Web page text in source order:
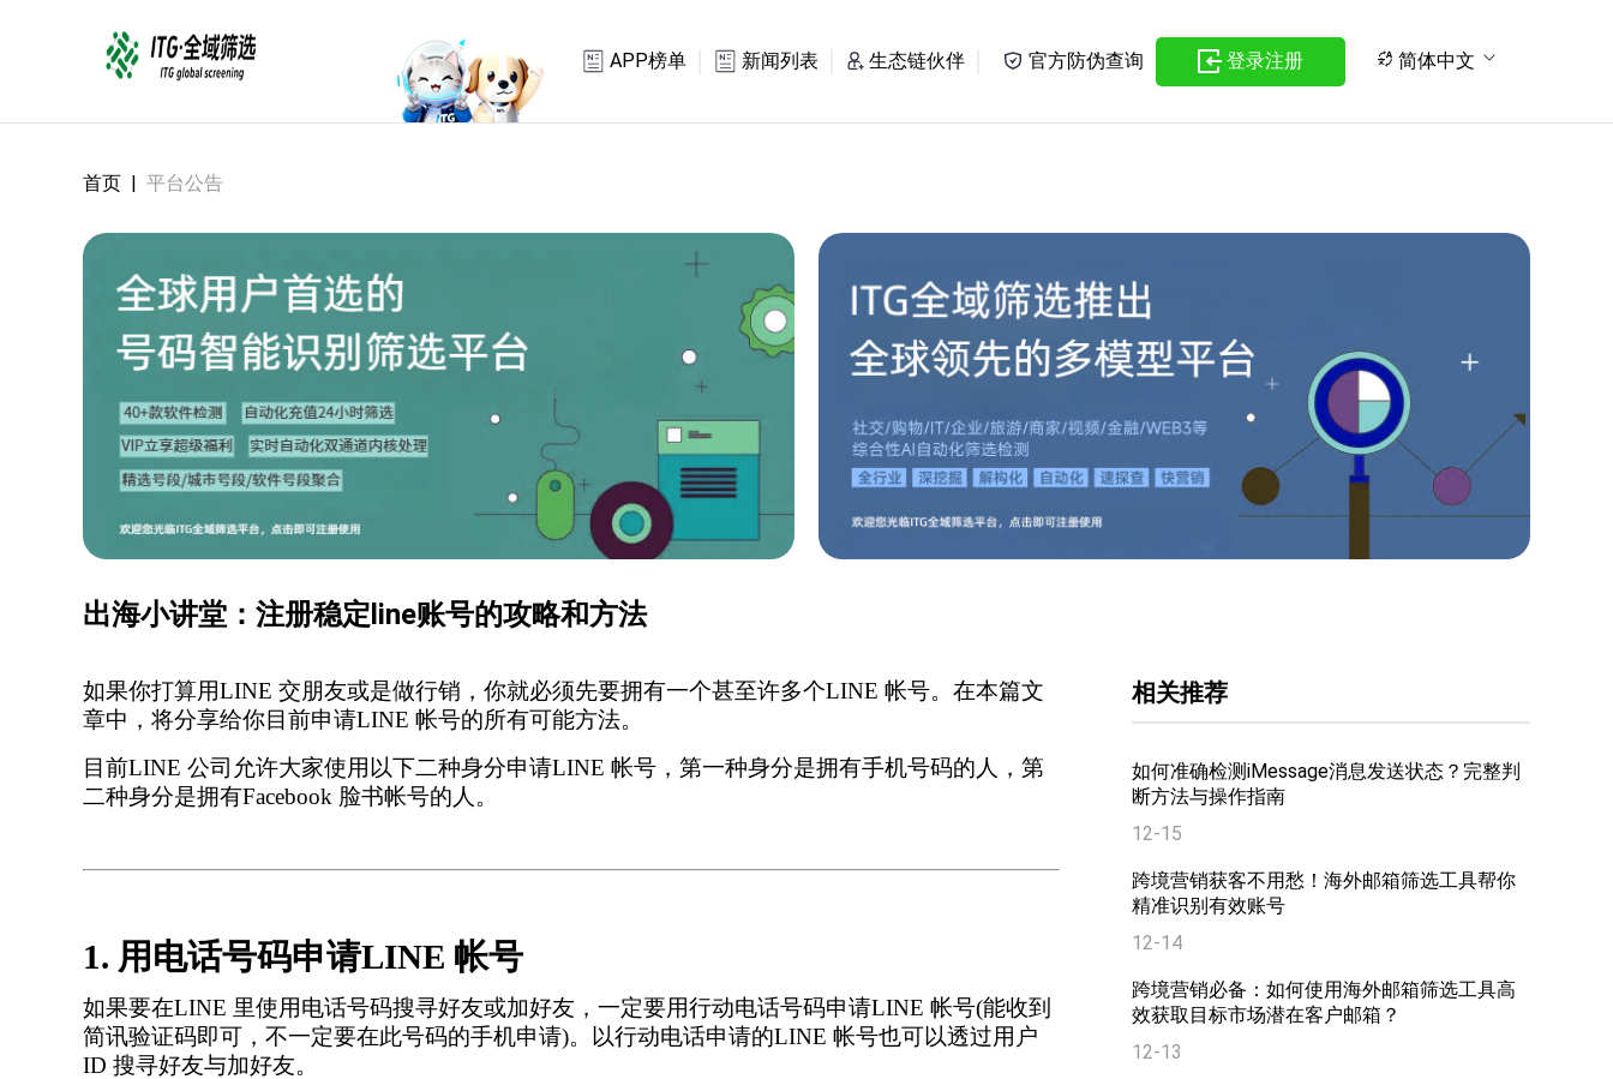
APP榜单 新闻列表 生态链伙伴 官方防伪查询 登录注册 简体中文
首页 | 平台公告
出海小讲堂：注册稳定line账号的攻略和方法
如果你打算用LINE 交朋友或是做行销，你就必须先要拥有一个甚至许多个LINE 帐号。在本篇文
章中，将分享给你目前申请LINE 帐号的所有可能方法。
目前LINE 公司允许大家使用以下二种身分申请LINE 帐号，第一种身分是拥有手机号码的人，第
二种身分是拥有Facebook 脸书帐号的人。
1. 用电话号码申请LINE 帐号
如果要在LINE 里使用电话号码搜寻好友或加好友，一定要用行动电话号码申请LINE 帐号(能收到
简讯验证码即可，不一定要在此号码的手机申请)。以行动电话申请的LINE 帐号也可以透过用户
ID 搜寻好友与加好友。
相关推荐
如何准确检测iMessage消息发送状态？完整判
断方法与操作指南
12-15
跨境营销获客不用愁！海外邮箱筛选工具帮你
精准识别有效账号
12-14
跨境营销必备：如何使用海外邮箱筛选工具高
效获取目标市场潜在客户邮箱？
12-13